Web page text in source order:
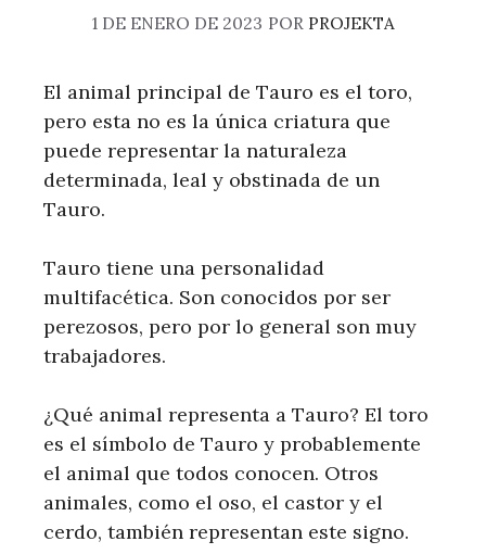
1 DE ENERO DE 2023 POR PROJEKTA
El animal principal de Tauro es el toro,
pero esta no es la única criatura que
puede representar la naturaleza
determinada, leal y obstinada de un
Tauro.
Tauro tiene una personalidad
multifacética. Son conocidos por ser
perezosos, pero por lo general son muy
trabajadores.
¿Qué animal representa a Tauro? El toro
es el símbolo de Tauro y probablemente
el animal que todos conocen. Otros
animales, como el oso, el castor y el
cerdo, también representan este signo.